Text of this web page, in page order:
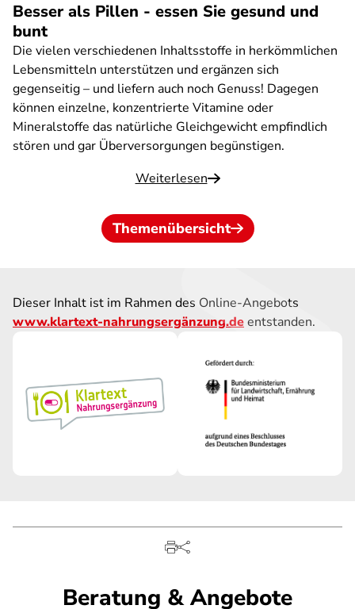
Besser als Pillen - essen Sie gesund und
bunt
Die vielen verschiedenen Inhaltsstoffe in herkömmlichen
Lebensmitteln unterstützen und ergänzen sich
gegenseitig – und liefern auch noch Genuss! Dagegen
können einzelne, konzentrierte Vitamine oder
Mineralstoffe das natürliche Gleichgewicht empfindlich
stören und gar Überversorgungen begünstigen.
Weiterlesen
Themenübersicht
Dieser Inhalt ist im Rahmen des Online-Angebots
www.klartext-nahrungsergänzung.deentstanden.
Beratung & Angebote